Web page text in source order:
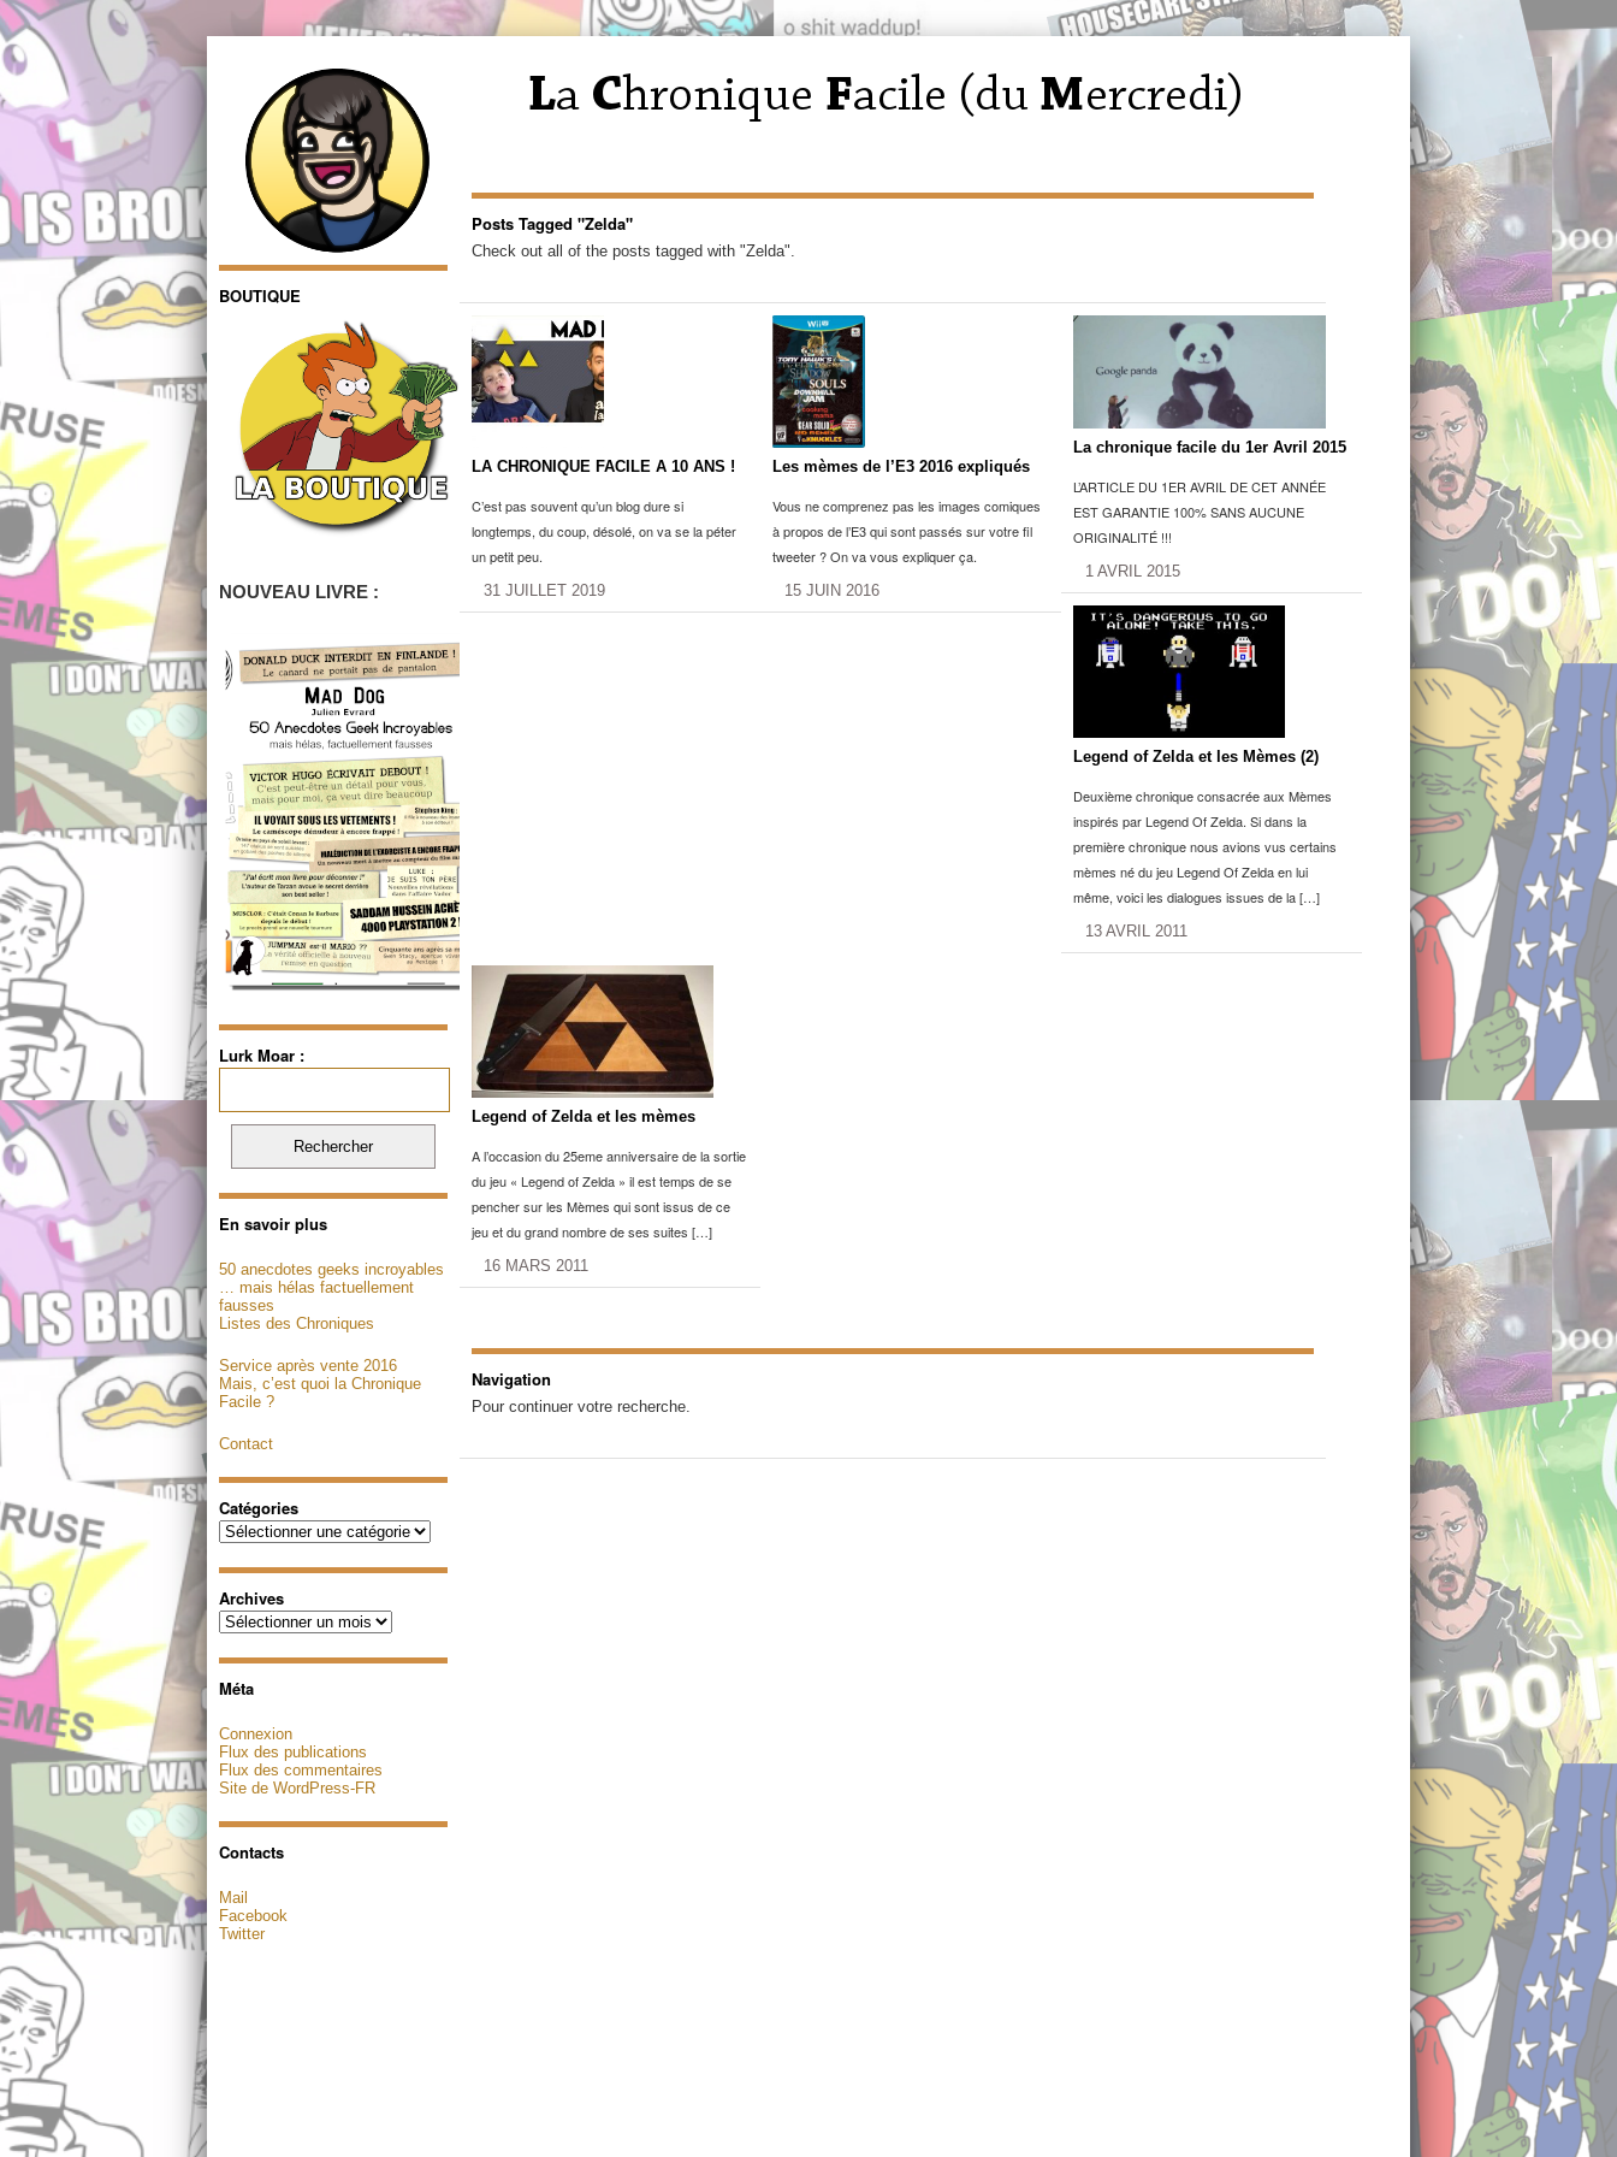
BOUTIQUE
NOUVEAU LIVRE :
Lurk Moar :
En savoir plus
50 anecdotes geeks incroyables
… mais hélas factuellement
fausses
Listes des Chroniques
Service après vente 2016
Mais, c’est quoi la Chronique
Facile ?
Contact
Catégories
Catégories
Archives
Archives
Méta
Connexion
Flux des publications
Flux des commentaires
Site de WordPress-FR
Contacts
Mail
Facebook
Twitter
Posts Tagged "Zelda"
Check out all of the posts tagged with "Zelda".
LA CHRONIQUE FACILE A 10 ANS !
C’est pas souvent qu’un blog dure si
longtemps, du coup, désolé, on va se la péter
un petit peu.
31 JUILLET 2019
Les mèmes de l’E3 2016 expliqués
Vous ne comprenez pas les images comiques
à propos de l’E3 qui sont passés sur votre fil
tweeter ? On va vous expliquer ça.
15 JUIN 2016
La chronique facile du 1er Avril 2015
L’ARTICLE DU 1ER AVRIL DE CET ANNÉE
EST GARANTIE 100% SANS AUCUNE
ORIGINALITÉ !!!
1 AVRIL 2015
Legend of Zelda et les Mèmes (2)
Deuxième chronique consacrée aux Mèmes
inspirés par Legend Of Zelda. Si dans la
première chronique nous avions vus certains
mèmes né du jeu Legend Of Zelda en lui
même, voici les dialogues issues de la […]
13 AVRIL 2011
Legend of Zelda et les mèmes
A l’occasion du 25eme anniversaire de la sortie
du jeu « Legend of Zelda » il est temps de se
pencher sur les Mèmes qui sont issus de ce
jeu et du grand nombre de ses suites […]
16 MARS 2011
Navigation
Pour continuer votre recherche.